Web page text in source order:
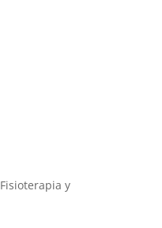
Fisioterapia y